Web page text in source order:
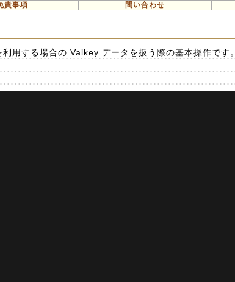
責事項 問い合わせ
用する場合の Valkey データを扱う際の基本操作です。